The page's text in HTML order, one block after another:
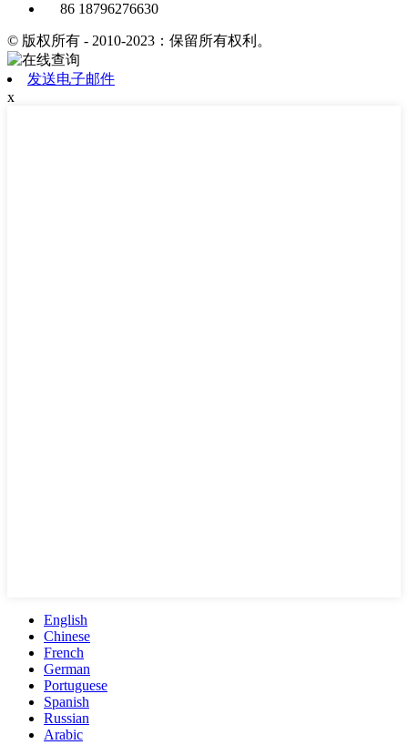
86 18796276630
© 版权所有 - 2010-2023：保留所有权利。
发送电子邮件
x
English
Chinese
French
German
Portuguese
Spanish
Russian
Arabic